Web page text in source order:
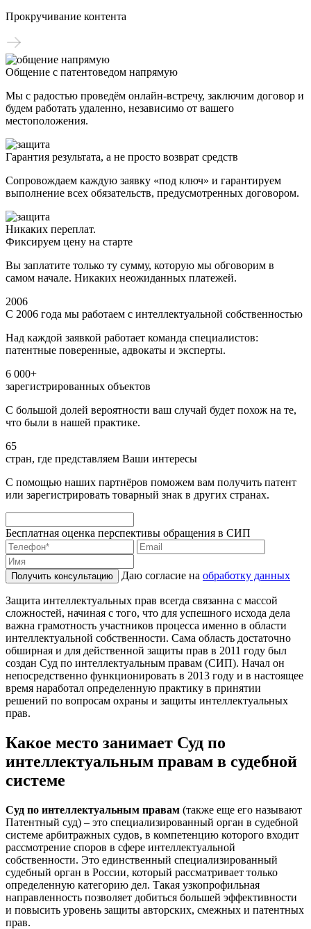
Прокручивание контента
Общение с патентоведом напрямую
Мы с радостью проведём онлайн-встречу, заключим договор и
будем работать удаленно, независимо от вашего
местоположения.
Гарантия результата, а не просто возврат средств
Сопровождаем каждую заявку «под ключ» и гарантируем
выполнение всех обязательств, предусмотренных договором.
Никаких переплат.
Фиксируем цену на старте
Вы заплатите только ту сумму, которую мы обговорим в
самом начале. Никаких неожиданных платежей.
2006
С 2006 года мы работаем с интеллектуальной собственностью
Над каждой заявкой работает команда специалистов:
патентные поверенные, адвокаты и эксперты.
6 000+
зарегистрированных объектов
С большой долей вероятности ваш случай будет похож на те,
что были в нашей практике.
65
стран, где представляем Ваши интересы
С помощью наших партнёров поможем вам получить патент
или зарегистрировать товарный знак в других странах.
Бесплатная оценка перспективы обращения в СИП
Получить консультацию Даю согласие на обработку данных
Защита интеллектуальных прав всегда связанна с массой
сложностей, начиная с того, что для успешного исхода дела
важна грамотность участников процесса именно в области
интеллектуальной собственности. Сама область достаточно
обширная и для действенной защиты прав в 2011 году был
создан Суд по интеллектуальным правам (СИП). Начал он
непосредственно функционировать в 2013 году и в настоящее
время наработал определенную практику в принятии
решений по вопросам охраны и защиты интеллектуальных
прав.
Какое место занимает Суд по
интеллектуальным правам в судебной
системе
Суд по интеллектуальным правам (также еще его называют
Патентный суд) – это специализированный орган в судебной
системе арбитражных судов, в компетенцию которого входит
рассмотрение споров в сфере интеллектуальной
собственности. Это единственный специализированный
судебный орган в России, который рассматривает только
определенную категорию дел. Такая узкопрофильная
направленность позволяет добиться большей эффективности
и повысить уровень защиты авторских, смежных и патентных
прав.